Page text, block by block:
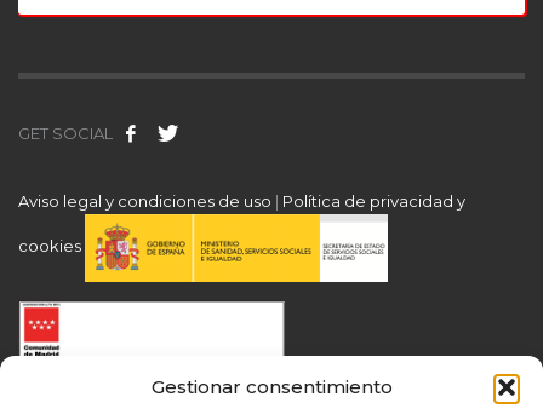
Gestionar consentimiento
GET SOCIAL
Aviso legal y condiciones de uso | Política de privacidad y
cookies